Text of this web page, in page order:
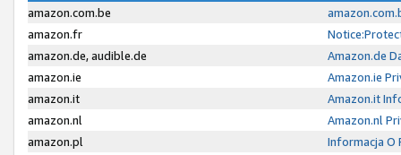
amazon.com.be
amazon.fr
amazon.de, audible.de
Amazon.de
amazon.ie
Amazon.ie
amazon.it
Amazon.it
amazon.nl
Amazon.nl
amazon.pl
Informacja O